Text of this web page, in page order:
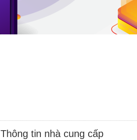
Thông tin nhà cung cấp